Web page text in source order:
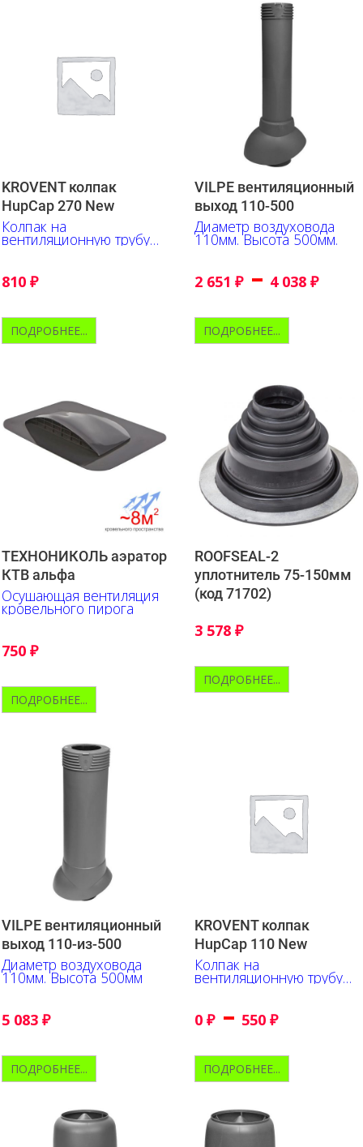
KROVENT колпак
HupCap 270 New
Колпак на
вентиляционную трубу
125 и 150мм
810 ₽
ПОДРОБНЕЕ...
VILPE вентиляционный
выход 110-500
Диаметр воздуховода
110мм. Высота 500мм.
2 651 ₽ – 4 038 ₽
ПОДРОБНЕЕ...
ТЕХНОНИКОЛЬ аэратор
КТВ альфа
Осушающая вентиляция
кровельного пирога
750 ₽
ПОДРОБНЕЕ...
ROOFSEAL-2
уплотнитель 75-150мм
(код 71702)
3 578 ₽
ПОДРОБНЕЕ...
VILPE вентиляционный
выход 110-из-500
Диаметр воздуховода
110мм. Высота 500мм
5 083 ₽
ПОДРОБНЕЕ...
KROVENT колпак
HupСap 110 New
Колпак на
вентиляционную трубу
0 ₽ – 550 ₽
ПОДРОБНЕЕ...